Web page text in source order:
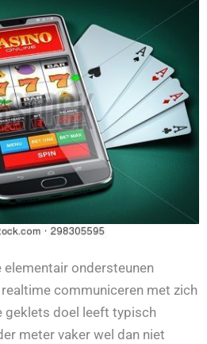
elementair ondersteunen
realtime communiceren met zich
geklets doel leeft typisch
meter vaker wel dan niet